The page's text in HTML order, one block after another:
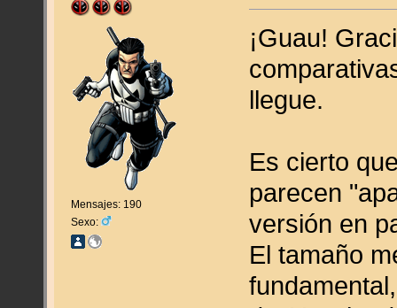
Mensajes: 190
Sexo:
¡Guau!
llegue.
Es cierto
parecen
versión en
El tamaño